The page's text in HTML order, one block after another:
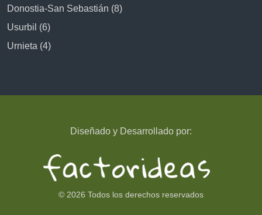
Donostia-San Sebastián (8)
Usurbil (6)
Urnieta (4)
Diseñado y Desarrollado por:
© 2026 Todos los derechos reservados